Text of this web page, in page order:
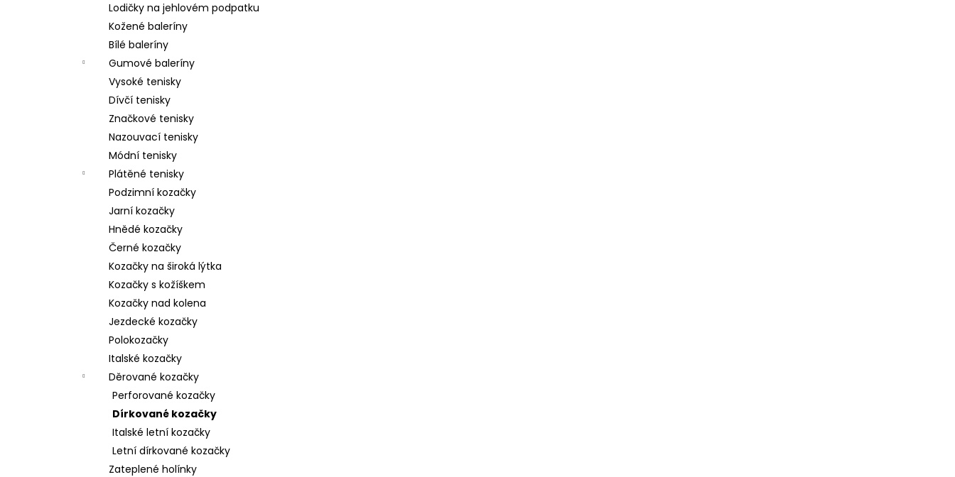
Lodičky na jehlovém podpatku
Kožené baleríny
Bílé baleríny
Gumové baleríny
Vysoké tenisky
Dívčí tenisky
Značkové tenisky
Nazouvací tenisky
Módní tenisky
Plátěné tenisky
Podzimní kozačky
Jarní kozačky
Hnědé kozačky
Černé kozačky
Kozačky na široká lýtka
Kozačky s kožíškem
Kozačky nad kolena
Jezdecké kozačky
Polokozačky
Italské kozačky
Děrované kozačky
Perforované kozačky
Dírkované kozačky
Italské letní kozačky
Letní dírkované kozačky
Zateplené holínky